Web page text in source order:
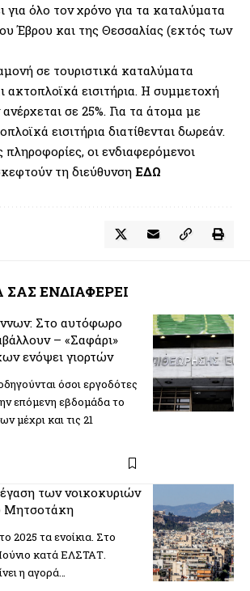
για όλο τον χρόνο για τα καταλύματα
Έβρου και της Θεσσαλίας (εκτός των
σε τουριστικά καταλύματα
ακτοπλοϊκά εισιτήρια. Η συμμετοχή
σε 25%. Για τα άτομα με
εισιτήρια διατίθενται δωρεάν.
πληροφορίες, οι ενδιαφερόμενοι
τη διεύθυνση ΕΔΩ
ΕΝΔΙΑΦΕΡΕΙ
Στο αυτόφωρο
– «Σαφάρι»
ενόψει γιορτών
όσοι εργοδότες
επόμενη εβδομάδα το
μέχρι και τις 21
των νοικοκυριών
Μητσοτάκη
2025 τα ενοίκια. Στο
κατά ΕΛΣΤΑΤ.
η αγορά…